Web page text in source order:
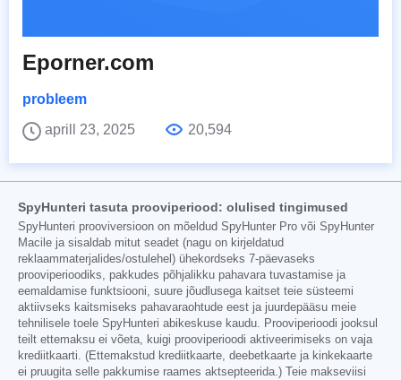
Eporner.com
probleem
aprill 23, 2025
20,594
SpyHunteri tasuta prooviperiood: olulised tingimused
SpyHunteri prooviversioon on mõeldud SpyHunter Pro või SpyHunter
Macile ja sisaldab mitut seadet (nagu on kirjeldatud
reklaammaterjalides/ostulehel) ühekordseks 7-päevaseks
prooviperioodiks, pakkudes põhjalikku pahavara tuvastamise ja
eemaldamise funktsiooni, suure jõudlusega kaitset teie süsteemi
aktiivseks kaitsmiseks pahavaraohtude eest ja juurdepääsu meie
tehnilisele toele SpyHunteri abikeskuse kaudu. Prooviperioodi jooksul
teilt ettemaksu ei võeta, kuigi prooviperioodi aktiveerimiseks on vaja
krediitkaarti. (Ettemakstud krediitkaarte, deebetkaarte ja kinkekaarte
ei pruugita selle pakkumise raames aktsepteerida.) Teie makseviisi